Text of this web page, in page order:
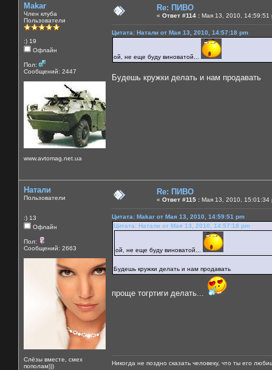
Makar
Член клуба
Пользователи
:) 19
Офлайн
Пол:
Сообщений: 2447
www.avtomag.net.ua
Re: ПИВО
« Ответ #114 : Мая 13, 2010, 14:59:51
Цитата: Натали от Мая 13, 2010, 14:57:18 pm
ой, не еще буду виноватой...
Будешь кружки делать и нам продавать
Натали
Пользователи
:) 13
Офлайн
Пол:
Сообщений: 2663
Слёзы вместе, смех
пополам)))
Re: ПИВО
« Ответ #115 : Мая 13, 2010, 15:01:34
Цитата: Makar от Мая 13, 2010, 14:59:51 pm
Цитата: Натали от Мая 13, 2010, 14:57:18 pm
ой, не еще буду виноватой...
Будешь кружки делать и нам продавать
проще тогртиги делать...
Никогда не поздно сказать человеку, что ты его